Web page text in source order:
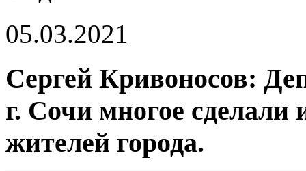
05.03.2021
Сергей Кривоносов:
г. Сочи многое
жителей города.